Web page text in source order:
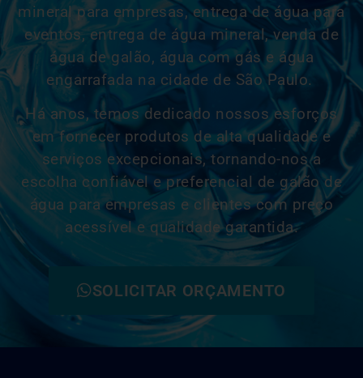
mineral para empresas, entrega de água para
eventos, entrega de água mineral, venda de
água de galão, água com gás e água
engarrafada na cidade de São Paulo.
Há anos, temos dedicado nossos esforços
em fornecer produtos de alta qualidade e
serviços excepcionais, tornando-nos a
escolha confiável e preferencial de galão de
água para empresas e clientes com preço
acessível e qualidade garantida.
SOLICITAR ORÇAMENTO